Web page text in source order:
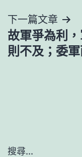
下一篇文章
故軍爭為利
則不及；委
搜尋...